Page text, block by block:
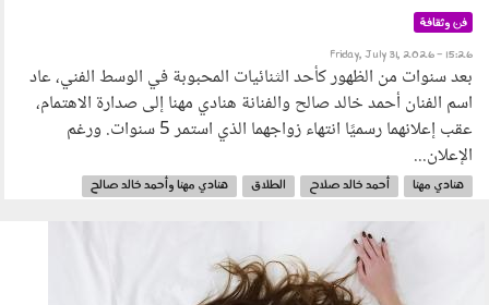
فن وثقافة
Friday, July 31, 2026 - 15:26
بعد سنوات من الظهور كأحد الثنائيات المحبوبة في الوسط الفني، عاد
اسم الفنان أحمد خالد صالح والفنانة هنادي مهنا إلى صدارة الاهتمام،
عقب إعلانهما رسميًا انتهاء زواجهما الذي استمر 5 سنوات. ورغم
الإعلان...
هنادي مهنا أحمد خالد صلاح الطلاق هنادي مهنا وأحمد خالد صالح